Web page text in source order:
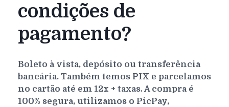
condições de
pagamento?
Boleto à vista, depósito ou transferência
bancária. Também temos PIX e parcelamos
no cartão até em 12x + taxas. A compra é
100% segura, utilizamos o PicPay,